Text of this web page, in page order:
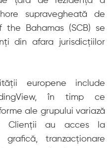
supravegheată de
the Bahamas (SCB) se
din afara jurisdicțiilor
europene include
în timp ce
ale grupului variază
Clienții au acces la
tranzacționare